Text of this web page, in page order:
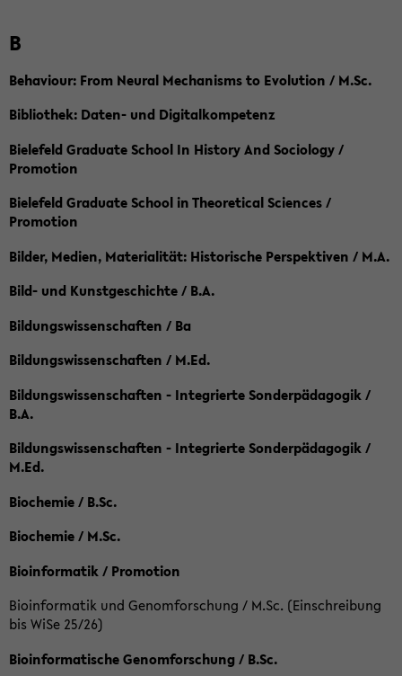
B
Behaviour: From Neural Mechanisms to Evolution / M.Sc.
Bibliothek: Daten- und Digitalkompetenz
Bielefeld Graduate School In History And Sociology /
Promotion
Bielefeld Graduate School in Theoretical Sciences /
Promotion
Bilder, Medien, Materialität: Historische Perspektiven / M.A.
Bild- und Kunstgeschichte / B.A.
Bildungswissenschaften / Ba
Bildungswissenschaften / M.Ed.
Bildungswissenschaften - Integrierte Sonderpädagogik /
B.A.
Bildungswissenschaften - Integrierte Sonderpädagogik /
M.Ed.
Biochemie / B.Sc.
Biochemie / M.Sc.
Bioinformatik / Promotion
Bioinformatik und Genomforschung / M.Sc. (Einschreibung
bis WiSe 25/26)
Bioinformatische Genomforschung / B.Sc.